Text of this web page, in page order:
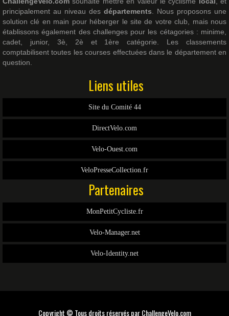
principalement au niveau des départements. Nous proposons une
solution clé en main pour héberger le site de votre club, mais nous
établissons également des challenges pour les cétagories : minime,
cadet, junior, 3è, 2è et 1ère catégorie. Les classements
comptabilisent toutes les courses effectuées dans le département en
question.
Liens utiles
Site du Comité 44
DirectVelo.com
Velo-Ouest.com
VeloPresseCollection.fr
Partenaires
MonPetitCycliste.fr
Velo-Manager.net
Velo-Identity.net
Copyright © Tous droits réservés parChallengeVelo.com